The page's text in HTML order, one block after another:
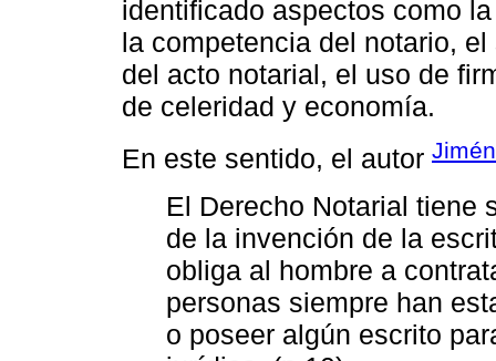
identificado aspectos como
la competencia del notario,
del acto notarial, el uso de
de celeridad y economía.
En este sentido, el autor
El Derecho Notarial tiene
de la invención de la
obliga al hombre a
personas siempre han
o poseer algún escrito